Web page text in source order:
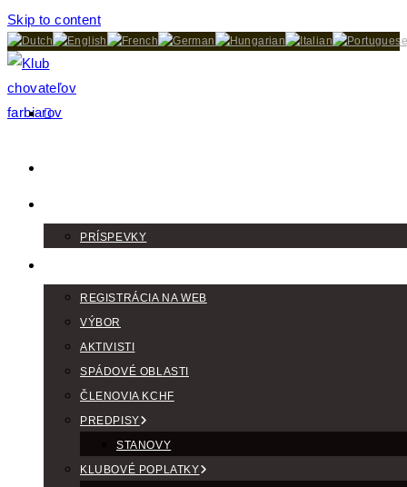
Skip to content
PRÍSPEVKY
REGISTRÁCIA NA WEB
VÝBOR
AKTIVISTI
SPÁDOVÉ OBLASTI
ČLENOVIA KCHF
PREDPISY
STANOVY
KLUBOVÉ POPLATKY